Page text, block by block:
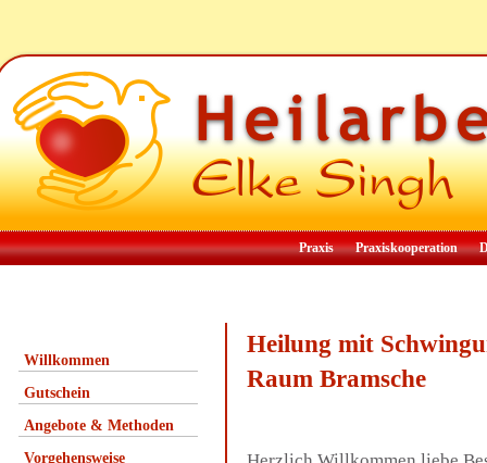
Praxis Praxiskooperation
Willkommen
Gutschein
Angebote & Methoden
Vorgehensweise
Heilung mit
Raum Bramsche